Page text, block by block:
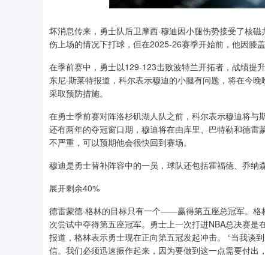
坏消息传来，勇士队后卫摩西·穆迪因小腿伤势接受了核
伤上场的情况下打球，但在2025-26赛季开始前，他因膝
在季前赛中，勇士以129-123击败波特兰开拓者，战绩提
东尼·斯莱特报道，科尔表示穆迪的小腿有问题，将在今
采取预防措施。
在勇士季前赛对阵洛杉矶湖人队之前，科尔表示穆迪将与
还有两年的夺冠窗口期，穆迪将在由库里、巴特勒和德
不严重，可以预期他会很快回到赛场。
穆迪是勇士替补阵容中的一员，球队还包括霍福德、乔纳
展开剩余40%
德雷蒙德·格林的目标只有一个——赢得第五座总冠军。格
次尝试中夺得第五座冠军。勇士上一次打进NBA总决赛
报道，格林表示勇士现在正向第五冠发起冲击。 “当我谈
信。我们必须迅速振作起来，因为要做到这一点需要付出